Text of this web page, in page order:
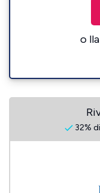
o
32%